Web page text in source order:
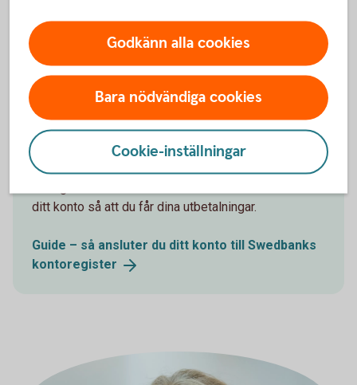
Anmäl konto till vårt
kontoregister
Många arbetsgivare, myndigheter och kommuner
använder Swedbanks utbetalningssystem för att
betala ut pengar till dig. Det kan vara till exempel lön,
ditt konto så att du får dina utbetalningar.
Guide – så ansluter du ditt konto till Swedbanks
kontoregister
Godkänn alla cookies
Bara nödvändiga cookies
Cookie-inställningar